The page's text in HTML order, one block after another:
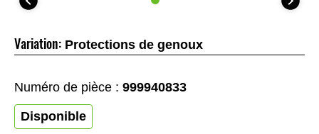
Variation: Protections de genoux
Numéro de pièce : 999940833
Disponible